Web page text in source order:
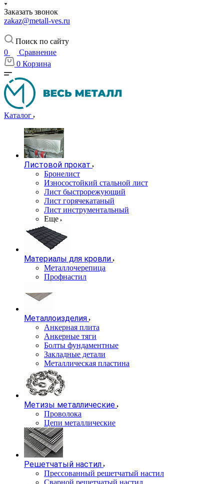
Заказать звонок
zakaz@metall-ves.ru
Поиск по сайту
0
Сравнение
0 Корзина
Каталог
Листовой прокат
Бронелист
Износостойкий стальной лист
Лист быстрорежующий
Лист горячекатаный
Лист инструментальный
Еще
Материалы для кровли
Металлочерепица
Профнастил
Металлоизделия
Анкерная плита
Анкерные тяги
Болты фундаментные
Закладные детали
Металлическая пластина
Метизы металлические
Проволока
Цепи металлические
Решетчатый настил
Прессованный решетчатый настил
Сварной решетчатый настил